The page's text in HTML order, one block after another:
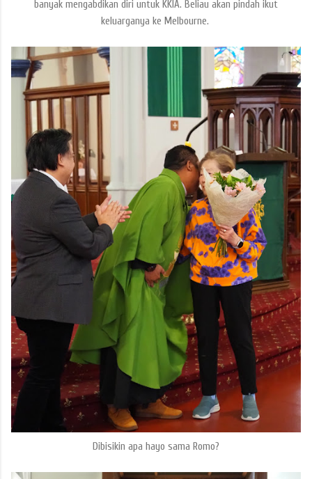
banyak mengabdikan diri untuk KKIA. Beliau akan pindah ikut
keluarganya ke Melbourne.
Dibisikin apa hayo sama Romo?